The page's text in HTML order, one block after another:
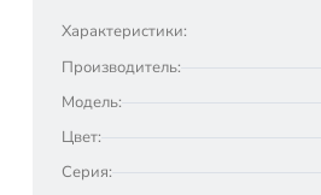
Характеристики:
Производитель:
Модель:
Цвет:
Серия: